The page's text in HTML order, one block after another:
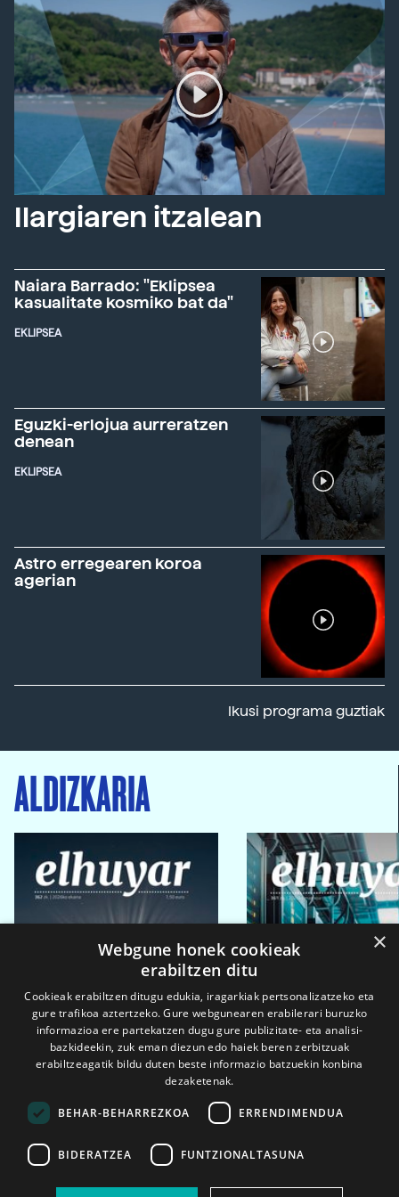
Ilargiaren itzalean
Naiara Barrado: "Eklipsea
kasualitate kosmiko bat da"
EKLIPSEA
Eguzki-erlojua aurreratzen
denean
EKLIPSEA
Astro erregearen koroa
agerian
Ikusi programa guztiak
ALDIZKARIA
2026ko eka. 1a 2026ko mar. 1a
×
Webgune honek cookieak
erabiltzen ditu
Cookieak erabiltzen ditugu edukia, iragarkiak pertsonalizatzeko eta
gure trafikoa aztertzeko. Gure webgunearen erabilerari buruzko
informazioa ere partekatzen dugu gure publizitate- eta analisi-
bazkideekin, zuk eman diezun edo haiek beren zerbitzuak
erabiltzeagatik bildu duten beste informazio batzuekin konbina
dezaketenak.
BEHAR-BEHARREZKOA ERRENDIMENDUA
BIDERATZEA FUNTZIONALTASUNA